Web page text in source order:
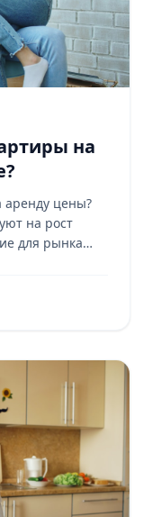
на
цены?
на рост
для рынка